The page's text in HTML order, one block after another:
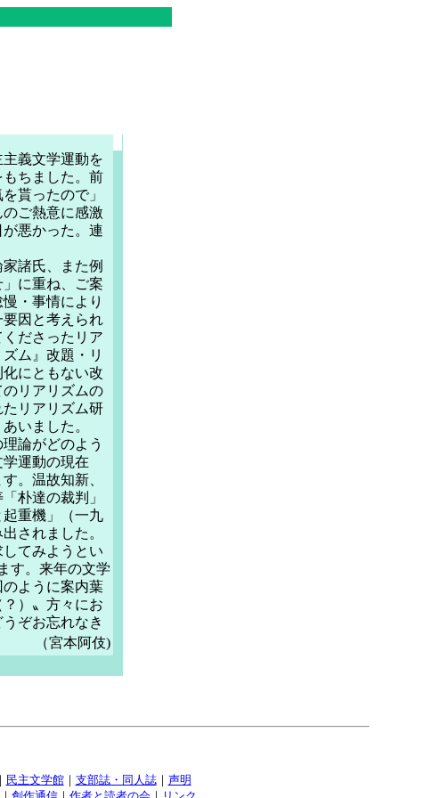
義文学運動を
ちました。前
貰ったので」
ご熱意に感激
悪かった。連
諸氏、また例
に重ね、ご案
・事情により
要因と考えられ
ださったリア
ム』改題・リ
にともない改
リアリズムの
リアリズム研
いました。
論がどのよう
運動の現在
。温故知新、
朴達の裁判」
起重機」（一九
されました。
てみようとい
す。来年の文学
ように案内葉
）〟方々にお
ぞお忘れなき
（宮本阿伎)
｜ 民主文学館｜ 支部誌・同人誌｜ 声明